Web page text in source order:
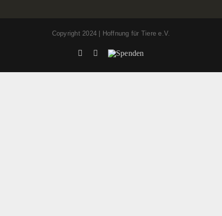
Copyright 2024 | Hoffnung für Tiere e.V.
FacebookInstagram
Spenden